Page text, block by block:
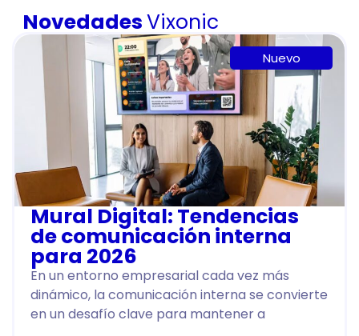
NovedadesVixonic
Nuevo
Mural Digital: Tendencias
de comunicación interna
para 2026
En un entorno empresarial cada vez más
dinámico, la comunicación interna se convierte
en un desafío clave para mantener a